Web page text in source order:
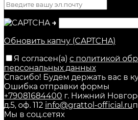
→
Обновить капчу (CAPTCHA)
Я согласен(a) с политикой
персональных данных
Спасибо! Будем держать вас в
Ошибка отправки формы
+79081684400 г. Нижний
д.5, оф. 112 info@grattol-official.ru
Мы в соц.сетях